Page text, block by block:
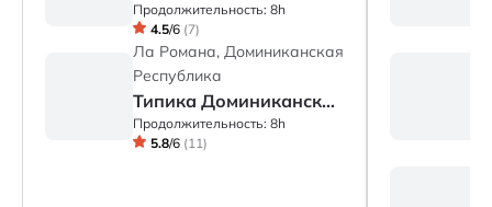
Продолжительность: 8h
4.5/6 (7)
Ла Романа, Доминиканская
Республика
Типика Доминиканская – целый день
Продолжительность: 8h
5.8/6 (11)